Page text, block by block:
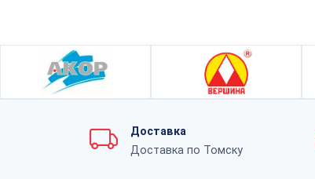
Доставка
Доставка по Томску